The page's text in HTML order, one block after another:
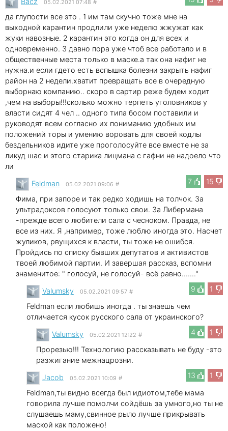
05.02.2021 07:48 #
да глупости все это . 1 им там скучно тоже мне на
выходной карантин продлили уже неделю жжужат как
жуки навозные. 2 карантин это когда он для всех и
одновременно. 3 давно пора уже чтоб все работало и в
общественные места только в маске.а так она нафиг не
нужна.и если гдето есть вспышка болезни закрыть нафиг
район на 2 недели.хватит превращать все в очередную
выборнаю компанию.. скоро в сартир реже будем ходит
,чем на выборы!!!сколько можно терпеть уголовников у
власти сидят 4 чел .. одного типа босом поставили и
руководят всем согласно их пониманию удобных им
положений торы и умению воровать для своей кодлы
бездельников идите уже проголосуйте все вместе не за
ликуд шас и этого старика лицмана с гафни не надоело что
ли
7
15
Feldman 05.02.2021 09:06 #
Фима, при запоре и так редко ходишь на толчок. За
ультрадоксов голосуют только свои. За Либермана
-прежде всего любители сала с чесноком. Правда, не
все из них. Я ,например, тоже люблю иногда это. Насчет
жуликов, рвущихся к власти, ты тоже не ошибся.
Пройдись по списку бывших депутатов и активистов
твоей любимой партии. И завершая рассказ, вспомни
знаменитое: " голосуй, не голосуй- всё равно......."
9
1
Valumsky 05.02.2021 09:57 #
Feldman если любишь иногда . ты знаешь чем
отличается кусок русского сала от украинского?
4
1
Valumsky 05.02.2021 12:22 #
Прорезью!!! Технологию рассказывать не буду -это
разжигание межнацрозни.
13
1
Jacob 05.02.2021 10:09 #
Feldman,ты видно всегда был идиотом,тебе мама
говорила лучше помолчи сойдёшь за умного,но ты не
слушаешь маму,свинное рыло лучше прикрывать
маской как положено!